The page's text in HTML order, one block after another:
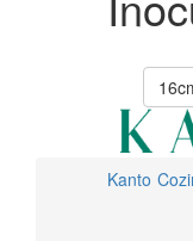
Kanto